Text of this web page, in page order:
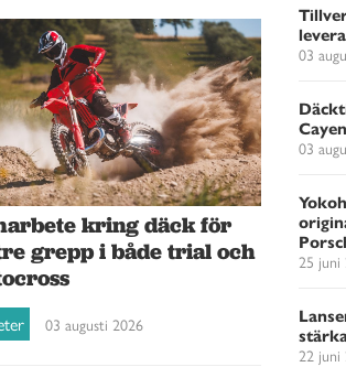
kring däck för
grepp i både trial och
03 augusti 2026
03
03
25 juni
22 juni